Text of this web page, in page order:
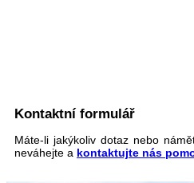
Kontaktní formulář
Máte-li jakýkoliv dotaz nebo
neváhejte a kontaktujte nás